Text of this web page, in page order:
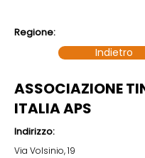
Regione:
Indietro
ASSOCIAZIONE
ITALIA APS
Indirizzo:
Via Volsinio, 19